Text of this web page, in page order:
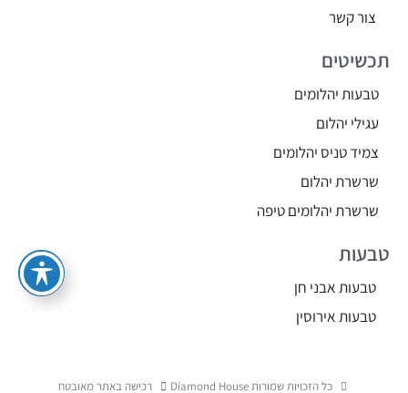
צור קשר
תכשיטים
טבעות יהלומים
עגילי יהלום
צמיד טניס יהלומים
שרשרת יהלום
שרשרת יהלומים טיפה
טבעות
טבעות אבני חן
טבעות אירוסין
כל הזכויות שמורות Diamond House רכישה באתר מאובטח